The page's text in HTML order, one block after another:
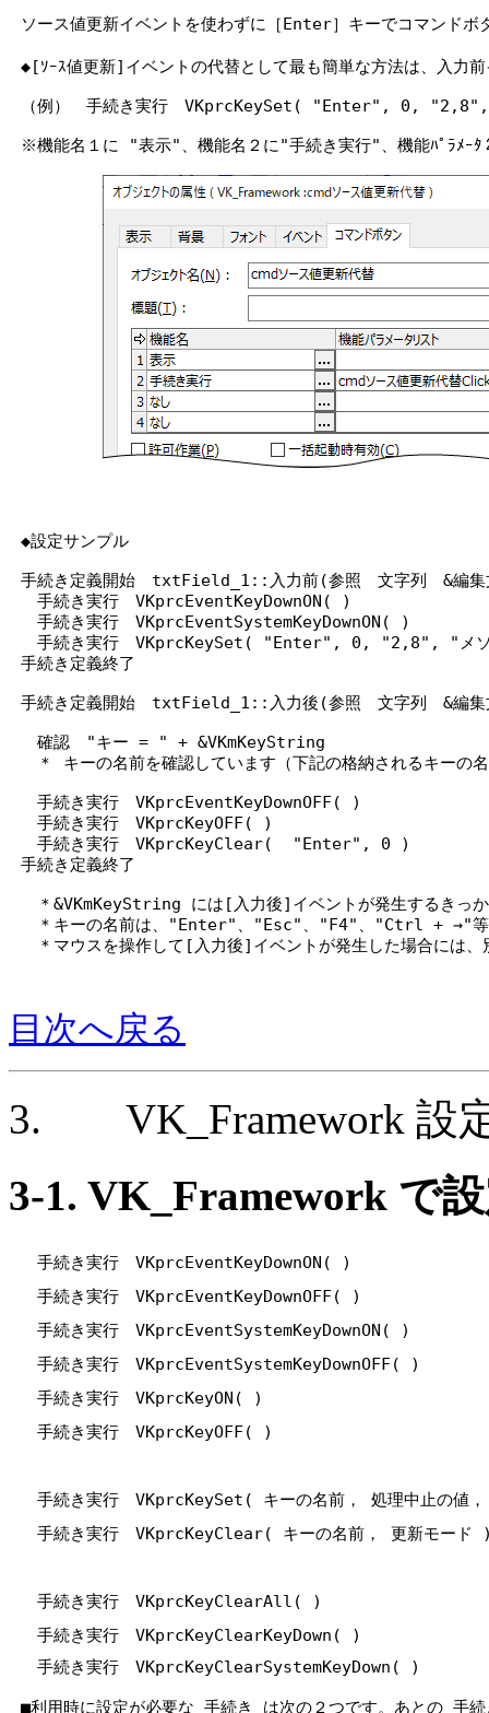
ソース値更新イベントを使わずに［Enter］キーでコマンドボ
◆[ｿｰｽ値更新]イベントの代替として最も簡単な方法は、入力
（例） 手続き実行 VKprcKeySet( "Enter", 0, "2,8", "
※機能名１に "表示"、機能名２に"手続き実行"、機能ﾊﾟﾗﾒｰﾀ
◆設定サンプル
手続き定義開始 txtField_1::入力前(参照 文字列 &編集
手続き実行 VKprcEventKeyDownON( )
手続き実行 VKprcEventSystemKeyDownON( )
手続き実行 VKprcKeySet( "Enter", 0, "2,8", "メソ
手続き定義終了
手続き定義開始 txtField_1::入力後(参照 文字列 &編集
確認 "キー = " + &VKmKeyString
＊ キーの名前を確認しています（下記の格納されるキーの
手続き実行 VKprcEventKeyDownOFF( )
手続き実行 VKprcKeyOFF( )
手続き実行 VKprcKeyClear( "Enter", 0 )
手続き定義終了
＊&VKmKeyString には[入力後]イベントが発生するきっか
＊キーの名前は、"Enter"、"Esc"、"F4"、"Ctrl + →"等
＊マウスを操作して[入力後]イベントが発生した場合には、
目次へ戻る
3. VK_Framework 設
3-1. VK_Framework で
手続き実行 VKprcEventKeyDownON( )
手続き実行 VKprcEventKeyDownOFF( )
手続き実行 VKprcEventSystemKeyDownON( )
手続き実行 VKprcEventSystemKeyDownOFF( )
手続き実行 VKprcKeyON( )
手続き実行 VKprcKeyOFF( )
手続き実行 VKprcKeySet( キーの名前， 処理中止の値
手続き実行 VKprcKeyClear( キーの名前， 更新モー
手続き実行 VKprcKeyClearAll( )
手続き実行 VKprcKeyClearKeyDown( )
手続き実行 VKprcKeyClearSystemKeyDown( )
■利用時に設定が必要な 手続き は次の２つです。あとの 手